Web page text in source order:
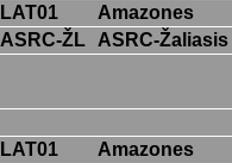
LAT01
Amazones
ASRC-ŽL ASRC-
LAT01 Amazones